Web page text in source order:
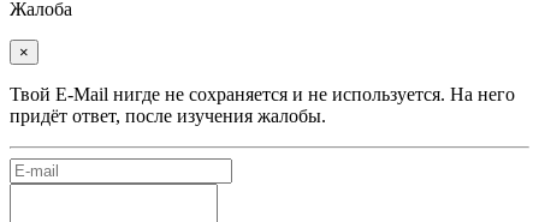
Жалоба
×
Твой E-Mail нигде не сохраняется и не используется. На него
придёт ответ, после изучения жалобы.